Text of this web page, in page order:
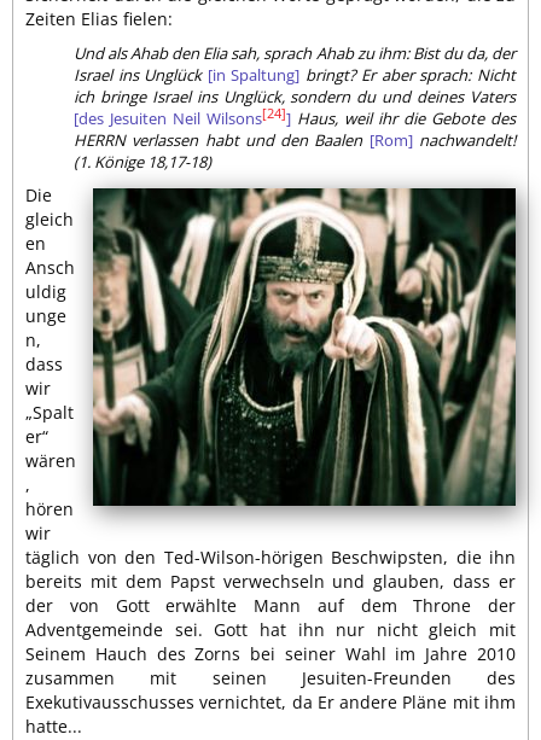
Zeiten Elias fielen:
Und als Ahab den Elia sah, sprach Ahab zu ihm: Bist du da, der
Israel ins Unglück [in Spaltung] bringt? Er aber sprach: Nicht
ich bringe Israel ins Unglück, sondern du und deines Vaters
[des Jesuiten Neil Wilsons[24]] Haus, weil ihr die Gebote des
HERRN verlassen habt und den Baalen [Rom] nachwandelt!
(1. Könige 18,17-18)
Die
gleich
en
Ansch
uldig
unge
n,
dass
wir
„Spalt
er“
wären
,
hören
wir
täglich von den Ted-Wilson-hörigen Beschwipsten, die ihn
bereits mit dem Papst verwechseln und glauben, dass er
der von Gott erwählte Mann auf dem Throne der
Adventgemeinde sei. Gott hat ihn nur nicht gleich mit
Seinem Hauch des Zorns bei seiner Wahl im Jahre 2010
zusammen mit seinen Jesuiten-Freunden des
Exekutivausschusses vernichtet, da Er andere Pläne mit ihm
hatte...